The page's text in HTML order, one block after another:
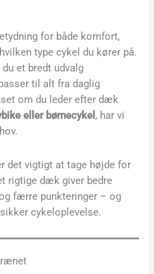
for både komfort,
type cykel du kører på.
et bredt udvalg
til alt fra daglig
om du leder efter dæk
eller børnecykel , har vi
det vigtigt at tage højde for
rigtige dæk giver bedre
færre punkteringer – og
cykeloplevelse.